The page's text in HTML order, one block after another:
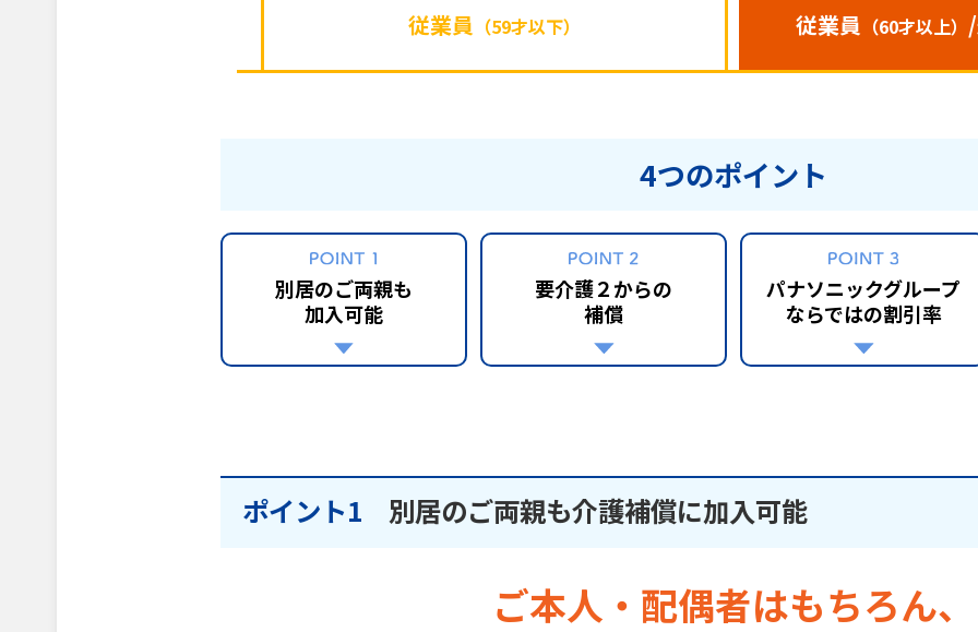
従業員 （59才以下） 従業員 （60才以上）
4つのポイント
別居のご両親も
加入可能
要介護２からの
補償
パナソニックグループ
ならではの割引率
ポイント1 別居のご両親も介護補償に加入可能
ご本人・配偶者はもちろん、